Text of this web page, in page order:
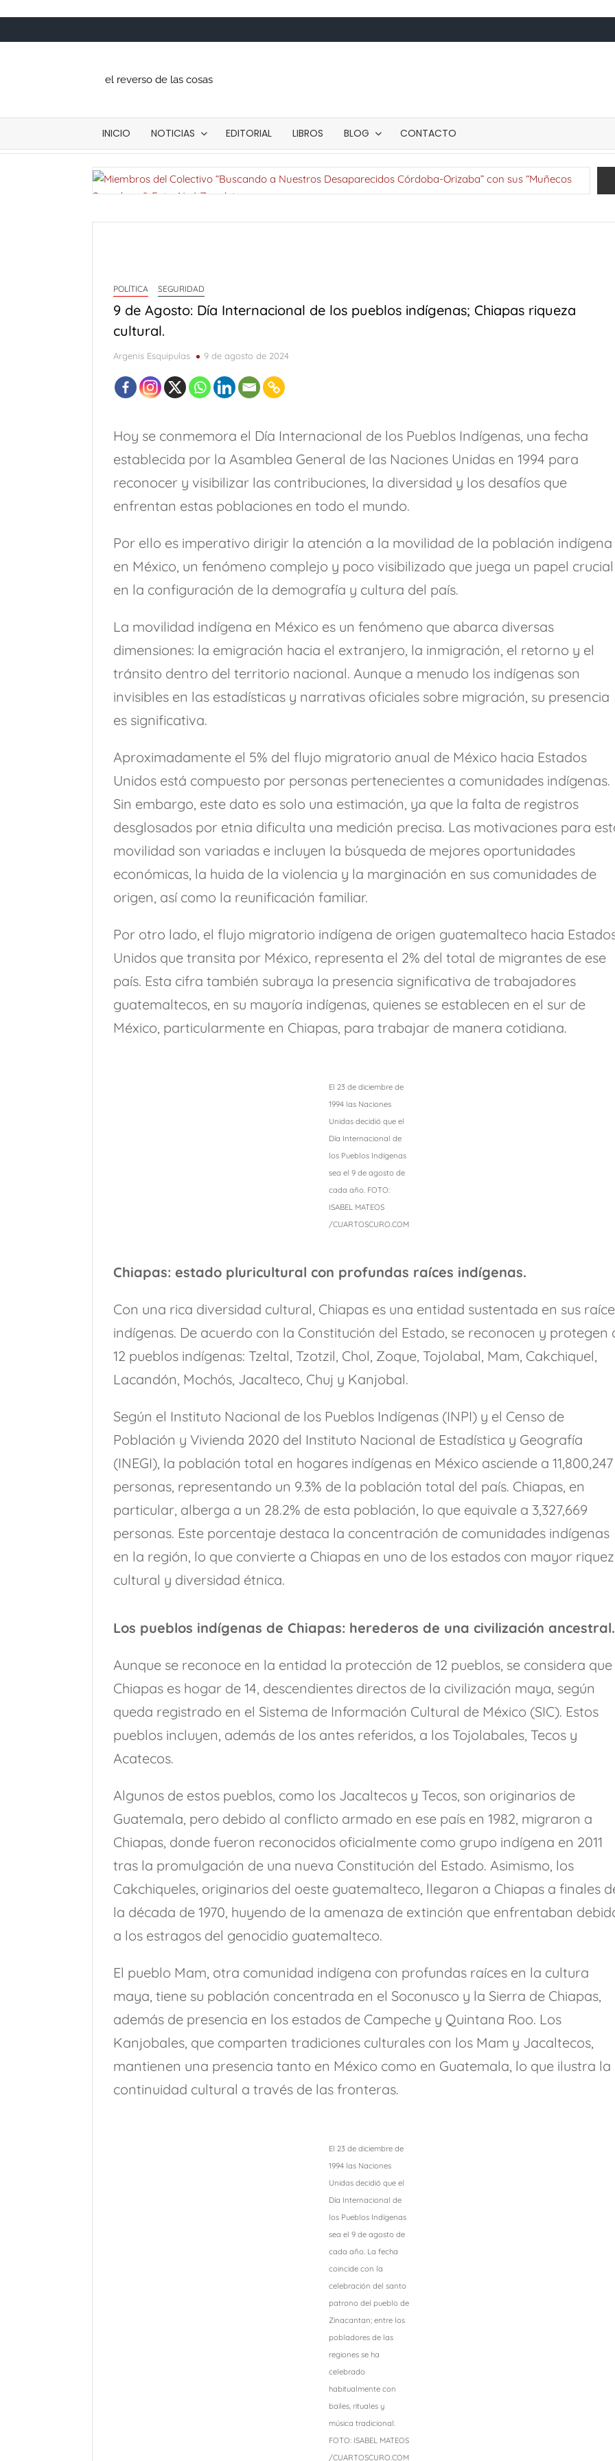
contenido
el reverso de las cosas
INICIO NOTICIAS EDITORIAL LIBROS BLOG CONTACTO
Desde el Altiplano
Vedados (Parte 3)
Adiós a Ricardo Vinós
WILFREDO PRIETO Y EL ROBO A MANO ARMADA
Una “carga al machete” por Félix González-Torres y el arte cubano conceptual
Vedados (Parte 2)
Vedados (Parte 1)
Osiel, el capo libre
9 de Agosto: Día Internacional de los pueblos indígenas; Chiapas riqueza cultural.
POLÍTICA SEGURIDAD
9 de Agosto: Día Internacional de los pueblos indígenas; Chiapas riqueza
cultural.
Argenis Esquipulas 9 de agosto de 2024
Hoy se conmemora el Día Internacional de los Pueblos Indígenas, una fecha
establecida por la Asamblea General de las Naciones Unidas en 1994 para
reconocer y visibilizar las contribuciones, la diversidad y los desafíos que
enfrentan estas poblaciones en todo el mundo.
Por ello es imperativo dirigir la atención a la movilidad de la población indígena
en México, un fenómeno complejo y poco visibilizado que juega un papel crucial
en la configuración de la demografía y cultura del país.
La movilidad indígena en México es un fenómeno que abarca diversas
dimensiones: la emigración hacia el extranjero, la inmigración, el retorno y el
tránsito dentro del territorio nacional. Aunque a menudo los indígenas son
invisibles en las estadísticas y narrativas oficiales sobre migración, su presencia
es significativa.
Aproximadamente el 5% del flujo migratorio anual de México hacia Estados
Unidos está compuesto por personas pertenecientes a comunidades indígenas.
Sin embargo, este dato es solo una estimación, ya que la falta de registros
desglosados por etnia dificulta una medición precisa. Las motivaciones para
movilidad son variadas e incluyen la búsqueda de mejores oportunidades
económicas, la huida de la violencia y la marginación en sus comunidades de
origen, así como la reunificación familiar.
Por otro lado, el flujo migratorio indígena de origen guatemalteco hacia
Unidos que transita por México, representa el 2% del total de migrantes de ese
país. Esta cifra también subraya la presencia significativa de trabajadores
guatemaltecos, en su mayoría indígenas, quienes se establecen en el sur de
México, particularmente en Chiapas, para trabajar de manera cotidiana.
El 23 de diciembre de
1994 las Naciones
Unidas decidió que el
Día Internacional de
los Pueblos Indígenas
sea el 9 de agosto de
cada año. FOTO:
ISABEL MATEOS
/CUARTOSCURO.COM
Chiapas: estado pluricultural con profundas raíces indígenas.
Con una rica diversidad cultural, Chiapas es una entidad sustentada en sus
indígenas. De acuerdo con la Constitución del Estado, se reconocen y protegen
12 pueblos indígenas: Tzeltal, Tzotzil, Chol, Zoque, Tojolabal, Mam, Cakchiquel,
Lacandón, Mochós, Jacalteco, Chuj y Kanjobal.
Según el Instituto Nacional de los Pueblos Indígenas (INPI) y el Censo de
Población y Vivienda 2020 del Instituto Nacional de Estadística y Geografía
(INEGI), la población total en hogares indígenas en México asciende a 11,800,247
personas, representando un 9.3% de la población total del país. Chiapas, en
particular, alberga a un 28.2% de esta población, lo que equivale a 3,327,669
personas. Este porcentaje destaca la concentración de comunidades indígenas
en la región, lo que convierte a Chiapas en uno de los estados con mayor
cultural y diversidad étnica.
Los pueblos indígenas de Chiapas: herederos de una civilización ancestral.
Aunque se reconoce en la entidad la protección de 12 pueblos, se considera que
Chiapas es hogar de 14, descendientes directos de la civilización maya, según
queda registrado en el Sistema de Información Cultural de México (SIC). Estos
pueblos incluyen, además de los antes referidos, a los Tojolabales, Tecos y
Acatecos.
Algunos de estos pueblos, como los Jacaltecos y Tecos, son originarios de
Guatemala, pero debido al conflicto armado en ese país en 1982, migraron a
Chiapas, donde fueron reconocidos oficialmente como grupo indígena en 2011
tras la promulgación de una nueva Constitución del Estado. Asimismo, los
Cakchiqueles, originarios del oeste guatemalteco, llegaron a Chiapas a finales
la década de 1970, huyendo de la amenaza de extinción que enfrentaban
a los estragos del genocidio guatemalteco.
El pueblo Mam, otra comunidad indígena con profundas raíces en la cultura
maya, tiene su población concentrada en el Soconusco y la Sierra de Chiapas,
además de presencia en los estados de Campeche y Quintana Roo. Los
Kanjobales, que comparten tradiciones culturales con los Mam y Jacaltecos,
mantienen una presencia tanto en México como en Guatemala, lo que ilustra la
continuidad cultural a través de las fronteras.
El 23 de diciembre de
1994 las Naciones
Unidas decidió que el
Día Internacional de
los Pueblos Indígenas
sea el 9 de agosto de
cada año. La fecha
coincide con la
celebración del santo
patrono del pueblo de
Zinacantan; entre los
pobladores de las
regiones se ha
celebrado
habitualmente con
bailes, rituales y
música tradicional.
FOTO: ISABEL MATEOS
/CUARTOSCURO.COM